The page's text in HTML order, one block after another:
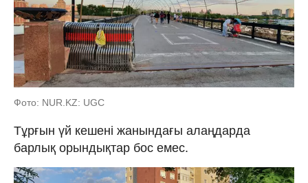
Фото: NUR.KZ: UGC
Тұрғын үй кешені жанындағы алаңдарда
барлық орындықтар бос емес.